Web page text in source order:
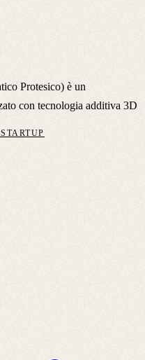
Protesico) è un
con tecnologia additiva 3D